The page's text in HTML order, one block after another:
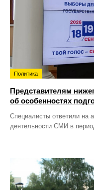
Политика
Представителям
об особенностях
Специалисты ответили на
деятельности СМИ в